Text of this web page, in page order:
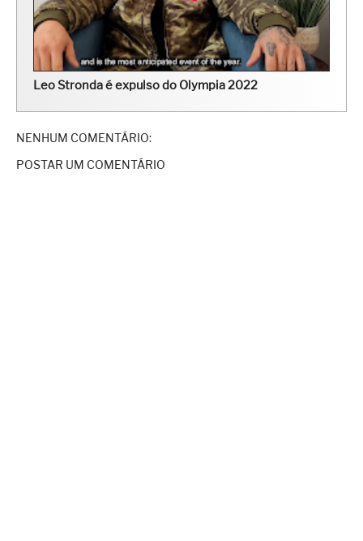
Leo Stronda é expulso do Olympia 2022
NENHUM COMENTÁRIO:
POSTAR UM COMENTÁRIO